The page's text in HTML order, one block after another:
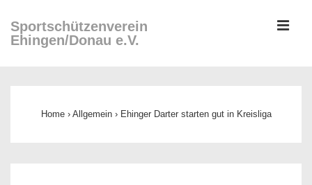
Zum
Inhalt
Sportschützenverein
Ehingen/Donau e.V.
Home › Allgemein › Ehinger Darter starten gut in Kreisliga